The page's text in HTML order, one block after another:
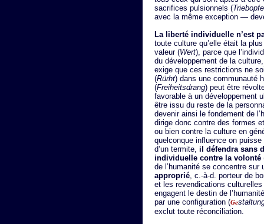
sacrifices pulsionnels (
avec la même exception —
La liberté individuelle n’est
toute culture qu’elle était la
valeur (Wert), parce que
du développement de la
exige que ces restrictions ne
(Rürht) dans une communauté
(Freiheitsdrang) peut être
favorable à un développement
être issu du reste de la
devenir ainsi le fondement de
dirige donc contre des formes
ou bien contre la culture en
quelconque influence on
d’un termite, il défendra sans
individuelle contre la volonté
de l’humanité se concentre
approprié, c.-à-d. porteur de
et les revendications
engagent le destin de
par une configuration (Ge
exclut toute réconciliation.